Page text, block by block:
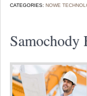
CATEGORIES: NOWE
Samochody